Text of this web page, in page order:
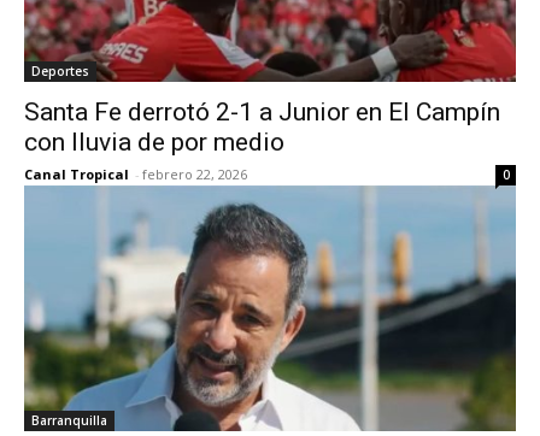
Deportes
Santa Fe derrotó 2-1 a Junior en El Campín
con lluvia de por medio
Canal Tropical - febrero 22, 2026 0
Barranquilla